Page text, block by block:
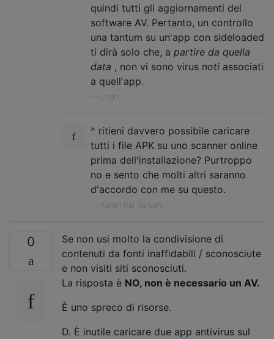
quindi tutti gli aggiornamenti del
software AV. Pertanto, un controllo
una tantum su un'app con sideloaded
ti dirà solo che, a partire da quella
data , non vi sono virus noti associati
a quell'app.
Loghi
^ ritieni davvero possibile caricare
tutti i file APK su uno scanner online
prima dell'installazione? Purtroppo
no e sento che molti altri saranno
d'accordo con me su questo.
Karan Raj Baruah,
0
Se non usi molto la condivisione di
contenuti da fonti inaffidabili / sconosciute
e non visiti siti sconosciuti.
La risposta è NO, non è necessario un AV.
È uno spreco di risorse.
D. È inutile caricare due app antivirus sul